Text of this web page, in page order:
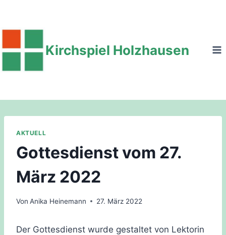
springen
Kirchspiel Holzhausen
AKTUELL
Gottesdienst vom 27.
März 2022
Von Anika Heinemann 27. März 2022
Der Gottesdienst wurde gestaltet von Lektorin